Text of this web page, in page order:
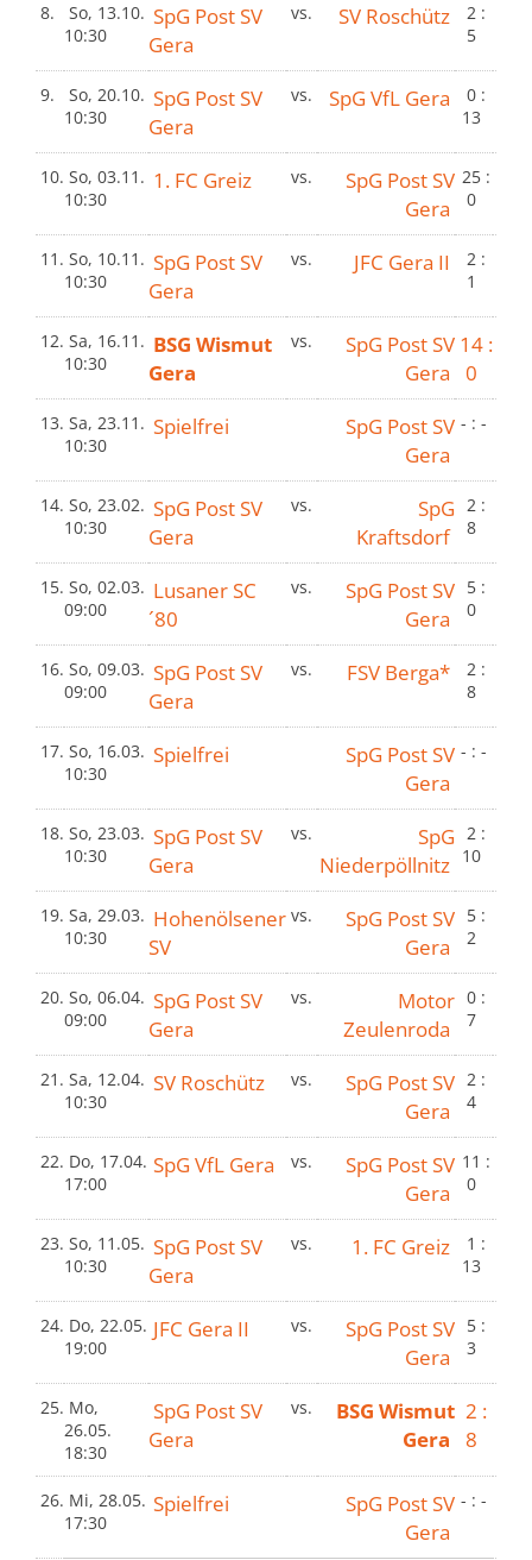
8.
So, 13.10.
10:30
SpG Post SV
Gera
vs. SV Roschütz
2 :
5
9.
So, 20.10.
10:30
SpG Post SV
Gera
vs. SpG VfL Gera
0 :
13
10. So, 03.11.
10:30
1. FC Greiz vs.
SpG Post SV
Gera
25 :
0
11. So, 10.11.
10:30
SpG Post SV
Gera
vs. JFC Gera II
2 :
1
12. Sa, 16.11.
10:30
BSG Wismut
Gera
vs.
SpG Post SV
Gera
14 :
0
13. Sa, 23.11.
10:30
Spielfrei
SpG Post SV
Gera
- : -
14. So, 23.02.
10:30
SpG Post SV
Gera
vs.
SpG
Kraftsdorf
2 :
8
15. So, 02.03.
09:00
Lusaner SC
´80
vs.
SpG Post SV
Gera
5 :
0
16. So, 09.03.
09:00
SpG Post SV
Gera
vs. FSV Berga*
2 :
8
17. So, 16.03.
10:30
Spielfrei
SpG Post SV
Gera
- : -
18. So, 23.03.
10:30
SpG Post SV
Gera
vs.
SpG
Niederpöllnitz
2 :
10
19. Sa, 29.03.
10:30
Hohenölsener
SV
vs.
SpG Post SV
Gera
5 :
2
20. So, 06.04.
09:00
SpG Post SV
Gera
vs.
Motor
Zeulenroda
0 :
7
21. Sa, 12.04.
10:30
SV Roschütz vs.
SpG Post SV
Gera
2 :
4
22. Do, 17.04.
17:00
SpG VfL Gera vs.
SpG Post SV
Gera
11 :
0
23. So, 11.05.
10:30
SpG Post SV
Gera
vs. 1. FC Greiz
1 :
13
24. Do, 22.05.
19:00
JFC Gera II vs.
SpG Post SV
Gera
5 :
3
25. Mo,
26.05.
18:30
SpG Post SV
Gera
vs.
BSG Wismut
Gera
2 :
8
26. Mi, 28.05.
17:30
Spielfrei
SpG Post SV
Gera
- : -